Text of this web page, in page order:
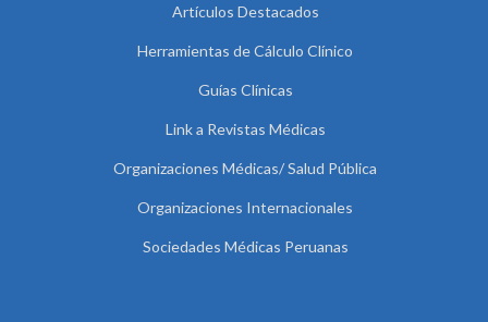
Artículos Destacados
Herramientas de Cálculo Clínico
Guías Clínicas
Link a Revistas Médicas
Organizaciones Médicas/ Salud Pública
Organizaciones Internacionales
Sociedades Médicas Peruanas